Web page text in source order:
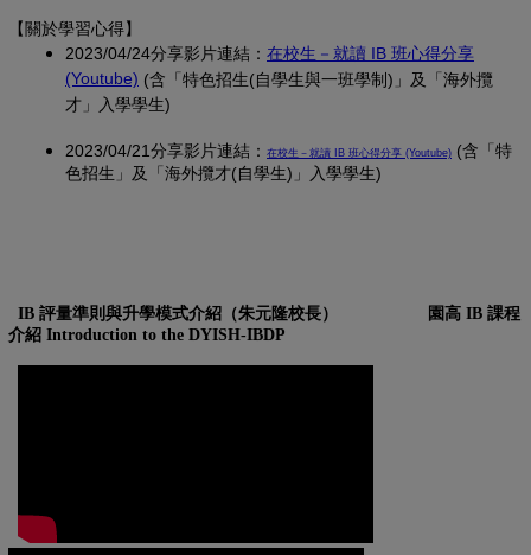
【關於學習心得】
2023/04/24分享影片連結： 在校生－就讀 IB 班心得分享
(Youtube) (另開新視窗)
(含「特色招生(自學生與一班學制)」及「海外攬
才」入學學生)
2023/04/21分享影片連結： 在校生－就讀 IB 班心得分享 (Youtube) (另開新視窗)
(含「特
色招生」及「海外攬才(自學生)」入學學生)
IB 評量準則與升學模式介紹（朱元隆校長）
園高 IB 課程
介紹 Introduction to the DYISH-IBDP